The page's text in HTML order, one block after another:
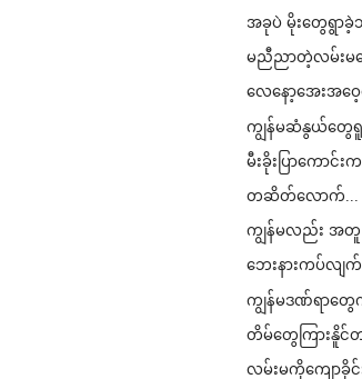
အခုပဲ မိုး​တွေရွာခဲ့
မညီညာတဲ့လမ်း
လေ​နော့​အေးအ​ဝ
ကျွန်မဆံနွယ်​တွေရူး
မီးခိုးပြာ​ကောင်
တဆိတ်​လောက်...
ကျွန်မလည်း အတူ
ဘေးနားကပ်လ
ကျွန်မဒဏ်ရာ​တွ
တိမ်​တွေကြားနိူင်
လမ်းမကို​ကျောခို